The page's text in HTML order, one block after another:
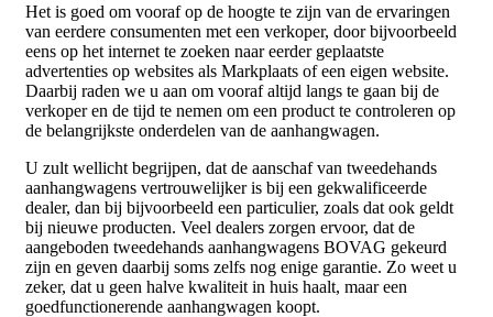
Het is goed om vooraf op de hoogte te zijn van de ervaringen
van eerdere consumenten met een verkoper, door bijvoorbeeld
eens op het internet te zoeken naar eerder geplaatste
advertenties op websites als Markplaats of een eigen website.
Daarbij raden we u aan om vooraf altijd langs te gaan bij de
verkoper en de tijd te nemen om een product te controleren op
de belangrijkste onderdelen van de aanhangwagen.
U zult wellicht begrijpen, dat de aanschaf van tweedehands
aanhangwagens vertrouwelijker is bij een gekwalificeerde
dealer, dan bij bijvoorbeeld een particulier, zoals dat ook geldt
bij nieuwe producten. Veel dealers zorgen ervoor, dat de
aangeboden tweedehands aanhangwagens BOVAG gekeurd
zijn en geven daarbij soms zelfs nog enige garantie. Zo weet u
zeker, dat u geen halve kwaliteit in huis haalt, maar een
goedfunctionerende aanhangwagen koopt.